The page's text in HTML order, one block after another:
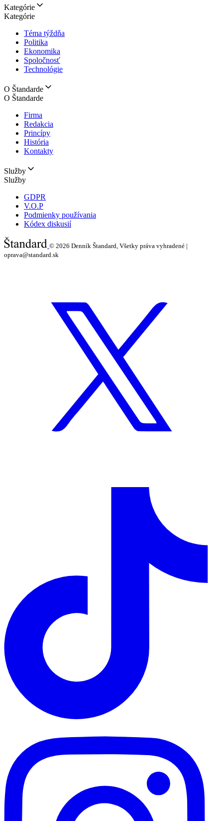
Kategórie
Kategórie
Téma týždňa
Politika
Ekonomika
Spoločnosť
Technológie
O Štandarde
O Štandarde
Firma
Redakcia
Princípy
História
Kontakty
Služby
Služby
GDPR
V.O.P
Podmienky používania
Kódex diskusií
© 2026 Denník Štandard, Všetky práva vyhradené |
oprava@standard.sk